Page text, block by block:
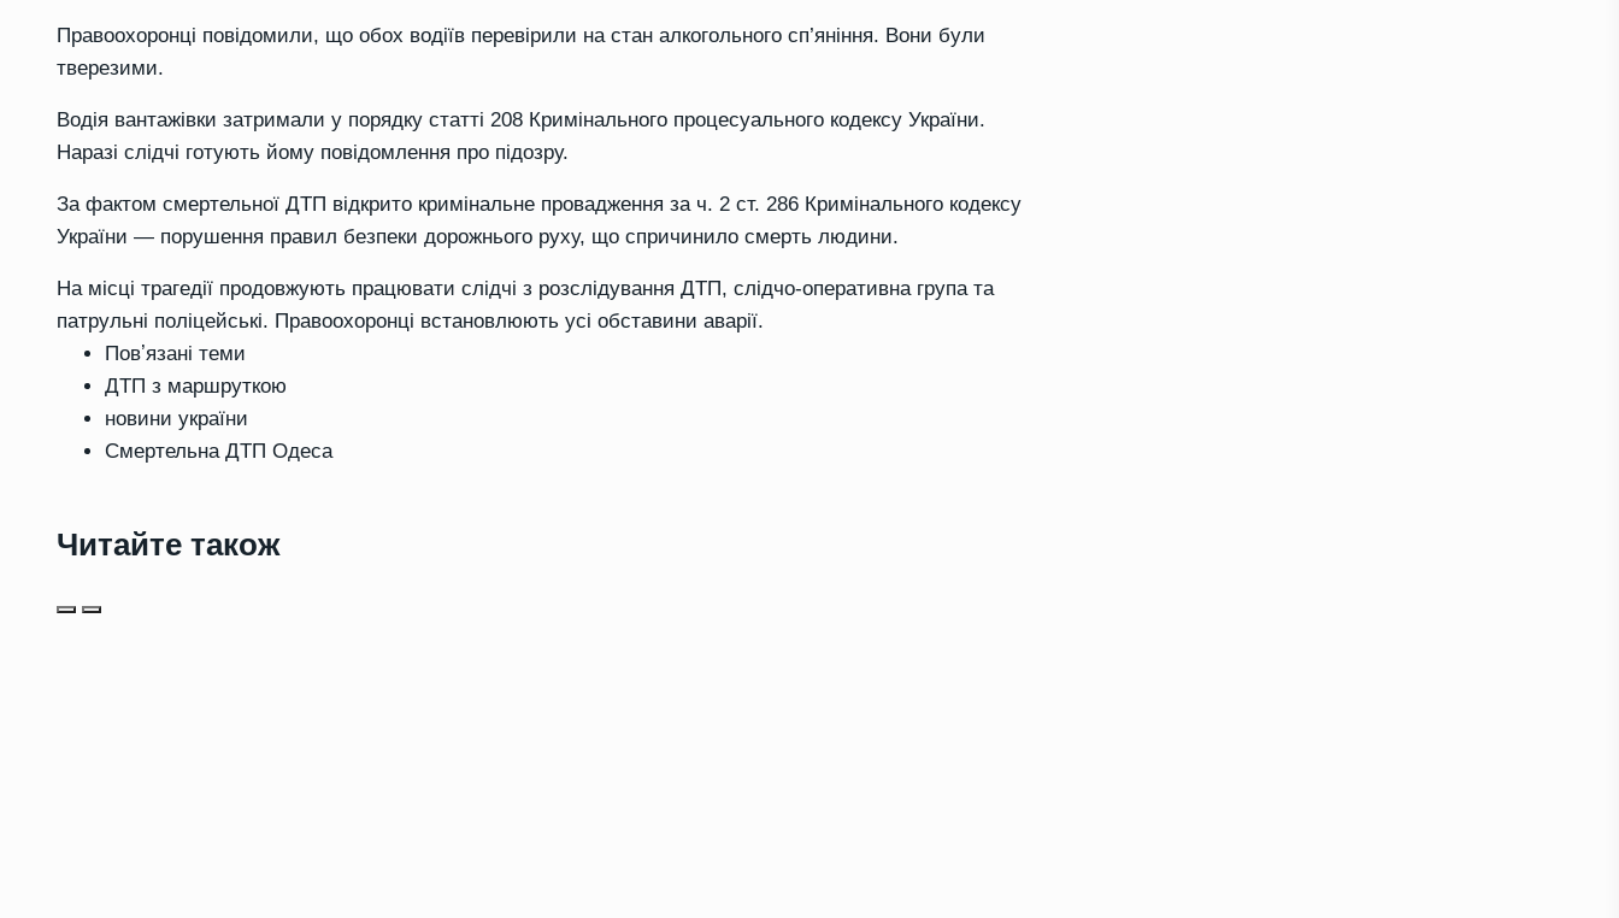
Правоохоронці повідомили, що обох водіїв перевірили на стан алкогольного сп’яніння. Вони були
тверезими.
Водія вантажівки затримали у порядку статті 208 Кримінального процесуального кодексу України.
Наразі слідчі готують йому повідомлення про підозру.
За фактом смертельної ДТП відкрито кримінальне провадження за ч. 2 ст. 286 Кримінального кодексу
України — порушення правил безпеки дорожнього руху, що спричинило смерть людини.
На місці трагедії продовжують працювати слідчі з розслідування ДТП, слідчо-оперативна група та
патрульні поліцейські. Правоохоронці встановлюють усі обставини аварії.
Повʼязані теми
ДТП з маршруткою
новини україни
Смертельна ДТП Одеса
Читайте також